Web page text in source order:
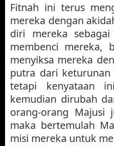
Fitnah ini terus
mereka dengan
diri mereka sebagai
membenci mereka,
menyiksa mereka
putra dari
tetapi kenyataan
kemudian dirubah
orang-orang Majusi
maka bertemulah
misi mereka untuk